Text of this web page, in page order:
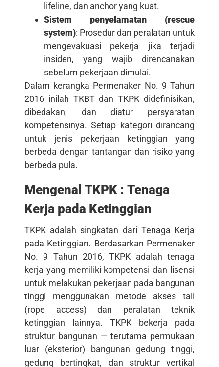
lifeline, dan anchor yang kuat.
Sistem penyelamatan (rescue
system): Prosedur dan peralatan untuk
mengevakuasi pekerja jika terjadi
insiden, yang wajib direncanakan
sebelum pekerjaan dimulai.
Dalam kerangka Permenaker No. 9 Tahun
2016 inilah TKBT dan TKPK didefinisikan,
dibedakan, dan diatur persyaratan
kompetensinya. Setiap kategori dirancang
untuk jenis pekerjaan ketinggian yang
berbeda dengan tantangan dan risiko yang
berbeda pula.
Mengenal TKPK : Tenaga
Kerja pada Ketinggian
TKPK adalah singkatan dari Tenaga Kerja
pada Ketinggian. Berdasarkan Permenaker
No. 9 Tahun 2016, TKPK adalah tenaga
kerja yang memiliki kompetensi dan lisensi
untuk melakukan pekerjaan pada bangunan
tinggi menggunakan metode akses tali
(rope access) dan peralatan teknik
ketinggian lainnya. TKPK bekerja pada
struktur bangunan — terutama permukaan
luar (eksterior) bangunan gedung tinggi,
gedung bertingkat, dan struktur vertikal